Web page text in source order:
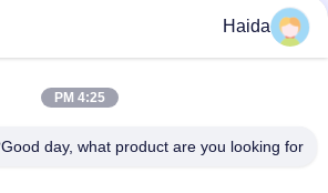
آدرس
Haida
4:25 PM
Good day, what product are you looking for?